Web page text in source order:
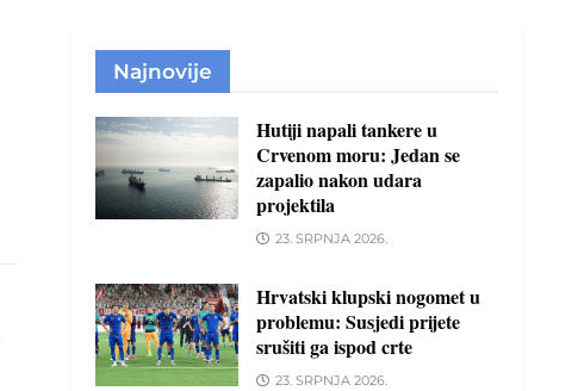
Najnovije
Hutiji napali tankere u
Crvenom moru: Jedan se
zapalio nakon udara
projektila
23. SRPNJA 2026.
Hrvatski klupski nogomet u
problemu: Susjedi prijete
srušiti ga ispod crte
23. SRPNJA 2026.